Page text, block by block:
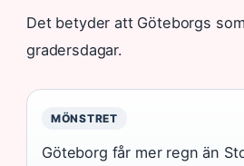
Det betyder att Göteborgs
gradersdagar.
MÖNSTRET
Göteborg får mer regn än